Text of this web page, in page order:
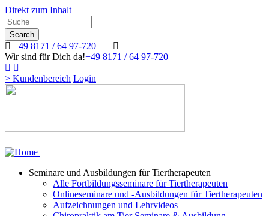
Direkt zum Inhalt
Search
Search
+49 8171 / 64 97-720
Wir sind für Dich da!+49 8171 / 64 97-720
> Kundenbereich Login
Image
Seminare und Ausbildungen für Tiertherapeuten
Alle Fortbildungsseminare für Tiertherapeuten
Onlineseminare und -Ausbildungen für Tiertherapeuten
Aufzeichnungen und Lehrvideos